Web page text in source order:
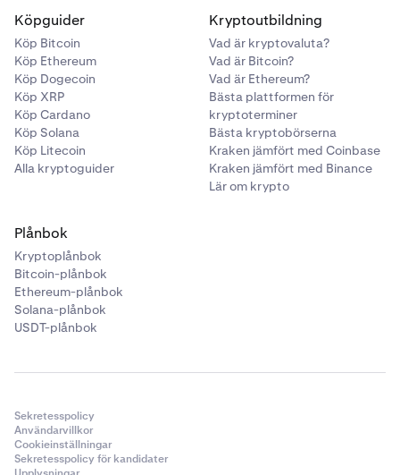
Köpguider
Köp Bitcoin
Köp Ethereum
Köp Dogecoin
Köp XRP
Köp Cardano
Köp Solana
Köp Litecoin
Alla kryptoguider
Kryptoutbildning
Vad är kryptovaluta?
Vad är Bitcoin?
Vad är Ethereum?
Bästa plattformen för
kryptoterminer
Bästa kryptobörserna
Kraken jämfört med Coinbase
Kraken jämfört med Binance
Lär om krypto
Plånbok
Kryptoplånbok
Bitcoin-plånbok
Ethereum-plånbok
Solana-plånbok
USDT-plånbok
Sekretesspolicy
Användarvillkor
Cookieinställningar
Sekretesspolicy för kandidater